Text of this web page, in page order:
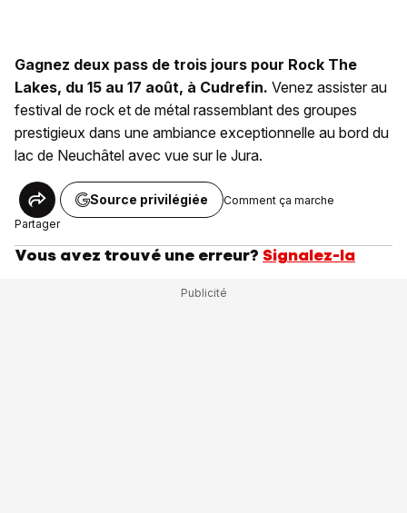
Gagnez deux pass de trois jours pour Rock The
Lakes, du 15 au 17 août, à Cudrefin. Venez assister au
festival de rock et de métal rassemblant des groupes
prestigieux dans une ambiance exceptionnelle au bord du
lac de Neuchâtel avec vue sur le Jura.
Partager
Source privilégiée Comment ça marche
Vous avez trouvé une erreur? Signalez-la